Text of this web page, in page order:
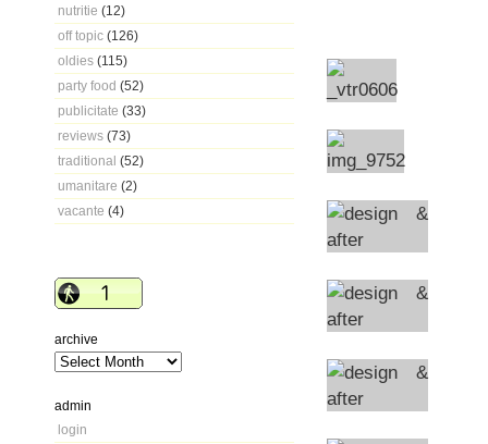
nutritie (12)
off topic (126)
oldies (115)
party food (52)
publicitate (33)
reviews (73)
traditional (52)
umanitare (2)
vacante (4)
archive
admin
login